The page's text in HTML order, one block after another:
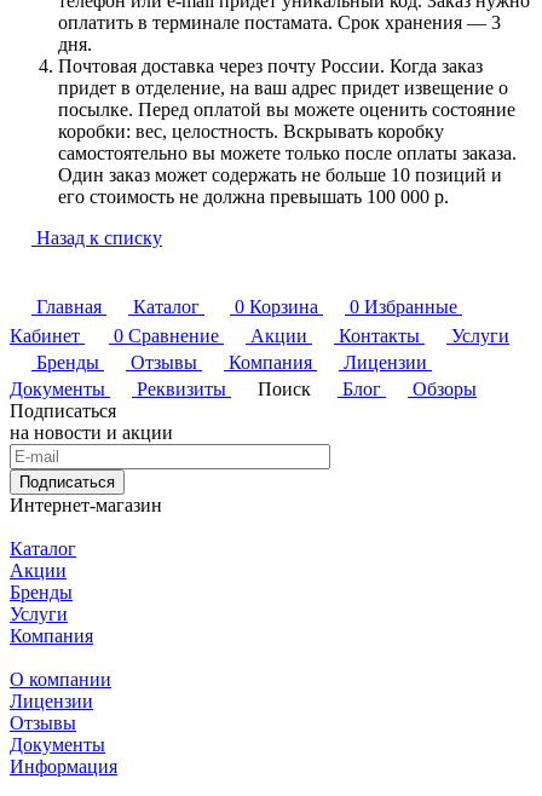
оплатить в терминале постамата. Срок хранения — 3
дня.
Почтовая доставка через почту России. Когда заказ
придет в отделение, на ваш адрес придет извещение о
посылке. Перед оплатой вы можете оценить состояние
коробки: вес, целостность. Вскрывать коробку
самостоятельно вы можете только после оплаты заказа.
Один заказ может содержать не больше 10 позиций и
его стоимость не должна превышать 100 000 р.
Назад к списку
Главная Каталог 0 Корзина 0 Избранные
Кабинет
0 Сравнение Акции Контакты
Услуги
Бренды
Отзывы Компания
Лицензии
Документы
Реквизиты Поиск Блог
Обзоры
Подписаться
на новости и акции
Подписаться
Интернет-магазин
Каталог
Акции
Бренды
Услуги
Компания
О компании
Лицензии
Отзывы
Документы
Информация